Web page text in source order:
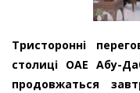
Тристоронні
столиці ОАЕ Абу-
продовжаться